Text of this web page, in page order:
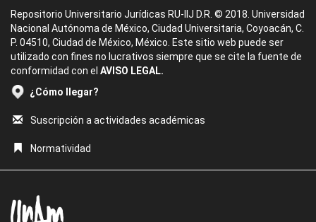
Repositorio Universitario Jurídicas RU-IIJ D.R. © 2018. Universidad
Nacional Autónoma de México, Ciudad Universitaria, Coyoacán, C.
P. 04510, Ciudad de México, México. Este sitio web puede ser
utilizado con fines no lucrativos siempre que se cite la fuente de
conformidad con el AVISO LEGAL.
¿Cómo llegar?
Suscripción a actividades académicas
Normatividad